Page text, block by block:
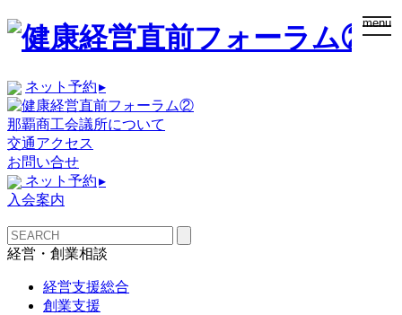
menu
ネット予約▸
那覇商工会議所について
交通アクセス
お問い合せ
ネット予約▸
入会案内
経営・創業相談
経営支援総合
創業支援